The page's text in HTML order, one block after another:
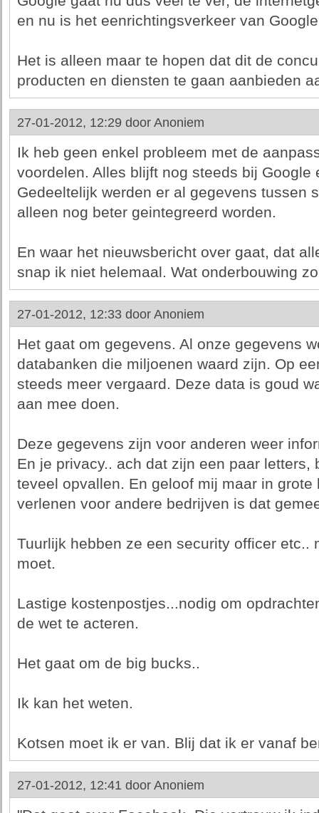
en nu is het eenrichtingsverkeer van
Het is alleen maar te hopen dat dit de
producten en diensten te gaan aanbieden
27-01-2012, 12:29 door Anoniem
Ik heb geen enkel probleem met de
voordelen. Alles blijft nog steeds bij Google
Gedeeltelijk werden er al gegevens tussen
alleen nog beter geintegreerd worden.
En waar het nieuwsbericht over gaat, dat
snap ik niet helemaal. Wat onderbouwing
27-01-2012, 12:33 door Anoniem
Het gaat om gegevens. Al onze gegevens
databanken die miljoenen waard zijn. Op
steeds meer vergaard. Deze data is goud
aan mee doen.
Deze gegevens zijn voor anderen weer
En je privacy.. ach dat zijn een paar letters,
teveel opvallen. En geloof mij maar in
verlenen voor andere bedrijven is dat
Tuurlijk hebben ze een security officer etc..
moet.
Lastige kostenpostjes...nodig om
de wet te acteren.
Het gaat om de big bucks..
Ik kan het weten.
Kotsen moet ik er van. Blij dat ik er vanaf
27-01-2012, 12:41 door Anoniem